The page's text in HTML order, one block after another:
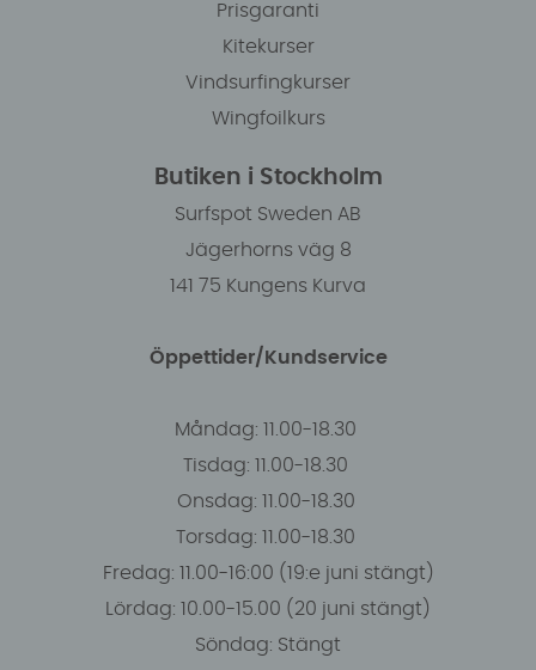
Prisgaranti
Kitekurser
Vindsurfingkurser
Wingfoilkurs
Butiken i Stockholm
Surfspot Sweden AB
Jägerhorns väg 8
141 75 Kungens Kurva
Öppettider/Kundservice
Måndag: 11.00-18.30
Tisdag: 11.00-18.30
Onsdag: 11.00-18.30
Torsdag: 11.00-18.30
Fredag: 11.00-16:00 (19:e juni stängt)
Lördag: 10.00-15.00 (20 juni stängt)
Söndag: Stängt